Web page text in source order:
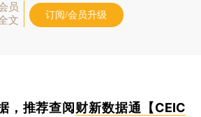
员
文
订阅/会员升级
，推荐查阅 财新数据通【CEIC